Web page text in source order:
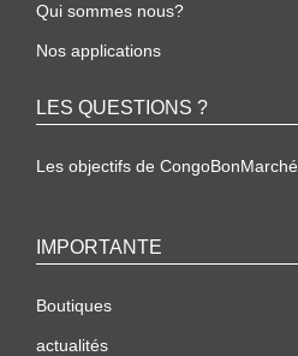
Qui sommes nous?
Nos applications
LES QUESTIONS ?
Les objectifs de CongoBonMarché.
IMPORTANTE
Boutiques
actualités